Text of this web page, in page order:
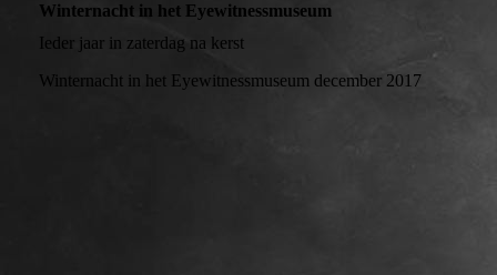
Winternacht in het Eyewitnessmuseum
Ieder jaar in zaterdag na kerst
Winternacht in het Eyewitnessmuseum december 2017